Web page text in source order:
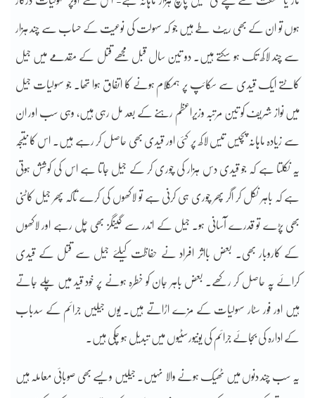
ہوں تو ان کے بھی ریٹ طے ہیں جو کہ سہولت کی نوعیت کے حساب سے چند ہزار
سے چند لاکھ تک ہو سکتے ہیں۔ دو تین سال قبل مجھے قتل کے مقدمے میں جیل
کاٹتے ایک قیدی سے سکائپ پر ہمکلام ہونے کا اتفاق ہوا تھا۔ جو سہولیات جیل
میں نواز شریف کو تین مرتبہ وزیراعظم رہنے کے بعد مل رہی ہیں، وہی سب اور ان
سے زیادہ ماہانہ پچیس تیس لاکھ پر کئی اور قیدی بھی حاصل کر رہے ہیں۔ اس کا نتیجہ
یہ نکلتا ہے کہ جو قیدی دس ہزار کی چوری کر کے جیل جاتا ہے اس کی کوشش ہوتی
ہے کہ باہر نکل کر اگر پھر چوری ہی کرنی ہے تو لاکھوں کی کرے تاکہ پھر جیل کاٹنی
بھی پڑے تو قدرے آسانی ہو۔ جیل کے اندر سے گینگز بھی چل رہے اور لاکھوں
کے کاروبار بھی۔ بعض بااثر افراد نے حفاظت کیلئے جیل سے قتل کے قیدی
کرائے پہ حاصل کر رکھے۔ بعض باہر جان کو خطرہ ہونے پر خود قید میں چلے جاتے
ہیں اور فور سٹار سہولیات کے مزے اڑاتے ہیں۔ یوں جیلیں جرائم کے سدباب
کے ادارہ کی بجائے جرائم کی یونیورسٹیوں میں تبدیل ہو چکی ہیں۔
یہ سب چند دنوں میں ٹھیک ہونے والا نہیں۔ جیلیں ویسے بھی صوبائی معاملہ ہیں